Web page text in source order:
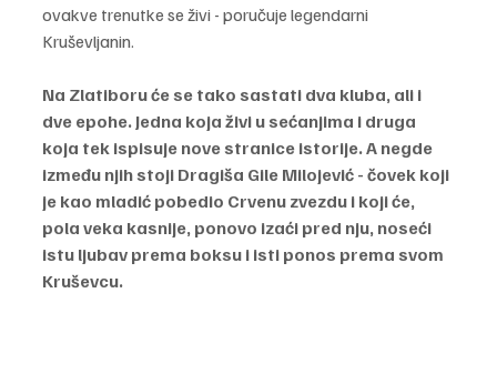
ovakve trenutke se živi - poručuje legendarni
Kruševljanin.
Na Zlatiboru će se tako sastati dva kluba, ali i
dve epohe. Jedna koja živi u sećanjima i druga
koja tek ispisuje nove stranice istorije. A negde
između njih stoji Dragiša Gile Milojević - čovek koji
je kao mladić pobedio Crvenu zvezdu i koji će,
pola veka kasnije, ponovo izaći pred nju, noseći
istu ljubav prema boksu i isti ponos prema svom
Kruševcu.